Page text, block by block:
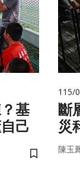
基
己
儲存書籤
115/
斷
災
陳玉